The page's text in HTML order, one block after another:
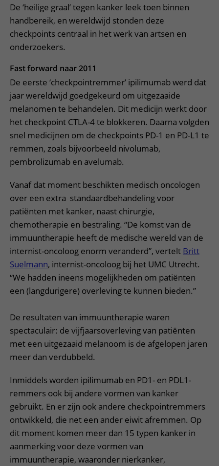
De ‘heilige graal’ tegen kanker leek toen binnen
handbereik, en wereldwijd stonden deze
checkpoints centraal in het werk van artsen en
onderzoekers.
Fast forward naar 2011
De eerste ‘checkpointremmer’ ipilimumab werd dat
jaar wereldwijd goedgekeurd om uitgezaaide
melanomen te behandelen. Dit medicijn werkt door
het checkpoint CTLA-4 te blokkeren. Daarna volgden
snel medicijnen om de checkpoints PD-1 en PD-L1 te
remmen, zoals bijvoorbeeld nivolumab,
pembrolizumab en avelumab.
Vanaf dat moment beschikten medisch oncologen
over een extra standaardbehandeling voor
patiënten met kanker, naast chirurgie,
chemotherapie en bestraling. “De komst van de
immuuntherapie heeft de medische wereld van de
internist-oncoloog enorm veranderd”, vertelt Britt
Suelmann, internist-oncoloog bij het UMC Utrecht.
“We hadden ineens mogelijkheden om patiënten
een (langdurigere) overleving te kunnen bieden.”
De resultaten van immuuntherapie waren
spectaculair: de vijfjaarsoverleving van patiënten
met een uitgezaaid melanoom is de afgelopen jaren
meer dan verdubbeld.
Inmiddels worden ipilimumab en PD1- en PDL1-
remmers ook bij andere vormen van kanker
gebruikt. En er zijn ook andere checkpointremmers
ontwikkeld, die net een ander eiwit afremmen. Op
dit moment komen meer dan 15 typen kanker in
aanmerking voor deze vormen van
immuuntherapie, waaronder nierkanker,